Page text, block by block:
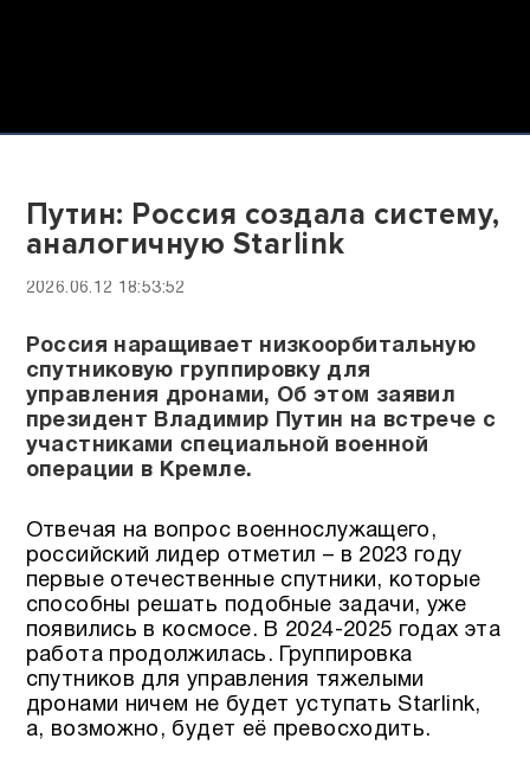
Путин: Россия создала систему,
аналогичную Starlink
2026.06.12 18:53:52
Россия наращивает низкоорбитальную
спутниковую группировку для
управления дронами, Об этом заявил
президент Владимир Путин на встрече с
участниками специальной военной
операции в Кремле.
Отвечая на вопрос военнослужащего,
российский лидер отметил – в 2023 году
первые отечественные спутники, которые
способны решать подобные задачи, уже
появились в космосе. В 2024-2025 годах эта
работа продолжилась. Группировка
спутников для управления тяжелыми
дронами ничем не будет уступать Starlink,
а, возможно, будет её превосходить.